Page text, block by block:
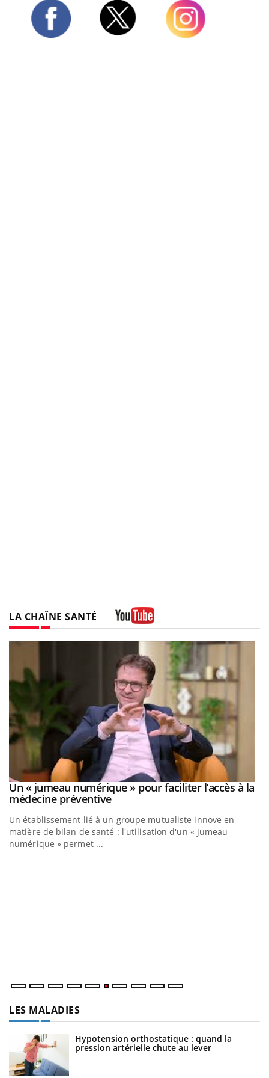
LA CHAÎNE SANTÉ
Youtube
Un « jumeau numérique » pour faciliter l’accès à la
médecine préventiveYoutube
Un établissement lié à un groupe mutualiste innove en
matière de bilan de santé : l'utilisation d'un « jumeau
numérique » permet ...
LES MALADIES
Hypotension orthostatique : quand la
pression artérielle chute au lever